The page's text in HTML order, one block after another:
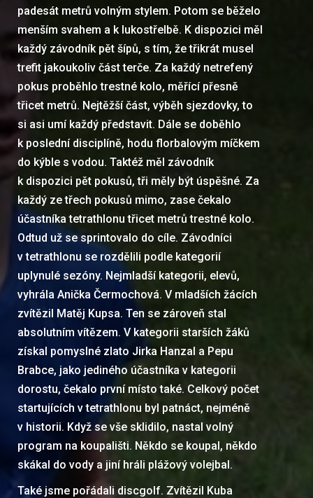
padesát metrů volným stylem. Potom se běželo
menším svahem a k lukostřelbě. K dispozici měl
každý závodník pět šípů, s tím, že třikrát musel
trefit jakoukoliv část terče. Za každý netrefený
pokus proběhlo trestné kolo, měřící přesně
třicet metrů. Nejtěžší část, výběh sjezdovky, to
si asi umí každý představit. Dále se doběhlo
k poslední disciplíně, hodu florbalovým míčkem
do kýble s vodou. Taktéž měl závodník
k dispozici pět pokusů, tři měly být úspěšné. Za
každý ze třech pokusů mimo, zase čekalo
účastníka tetrathlonu třicet metrů trestné kolo.
Odtud už se sprintovalo do cíle. Závodníci
v tetrathlonu se rozdělili podle kategorií
uplynulé sezóny. Nejmladší kategorii, elevů,
vyhrála Anička Čermochová. V mladších žácích
zvítězil Matěj Kupsa. Ten se zároveň stal
absolutním vítězem. V kategorii starších žáků
získal pomyslné zlato Jirka Hanzal a Pepu
Brabce, jako jediného účastníka v kategorii
dorostu, čekalo první místo také. Celkový počet
startujících v tetrathlonu byl patnáct, nejméně
v historii. Když se vše sklidilo, nastal volný
program na koupališti. Někdo se koupal, někdo
skákal do vody a jiní hráli plážový volejbal.
Také jsme pořádali discgolf. Zvítězil Kuba